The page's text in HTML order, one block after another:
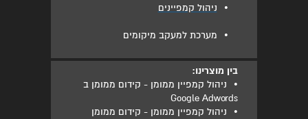
בין מוצרינו:
•
ניהול קמפיין ממומן - קידום ממומן ב
Google Adwords
•
ניהול קמפיין ממומן - קידום ממומן
• ניהול קמפיינים
• מערכת למעקב מיקומים